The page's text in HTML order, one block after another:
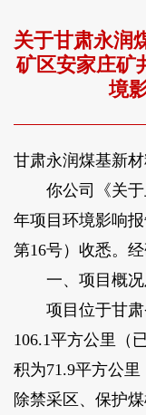
关于甘肃永润
矿区安家庄矿
境
甘肃永润煤基新
你公司《关于
年项目环境影响报
第16号）收悉。
一、项目概况
项目位于甘肃
106.1平方公里（
积为71.9平方公
除禁采区、保护